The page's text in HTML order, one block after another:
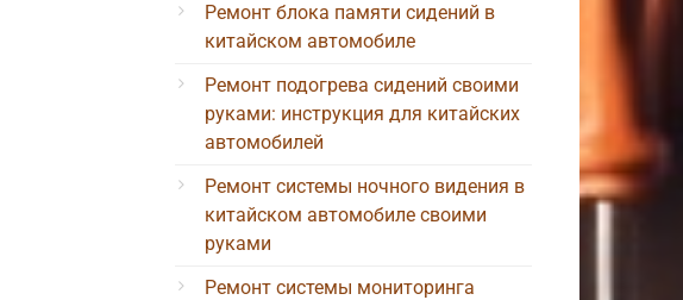
Ремонт блока памяти сидений в
китайском автомобиле
Ремонт подогрева сидений своими
руками: инструкция для китайских
автомобилей
Ремонт системы ночного видения в
китайском автомобиле своими
руками
Ремонт системы мониторинга